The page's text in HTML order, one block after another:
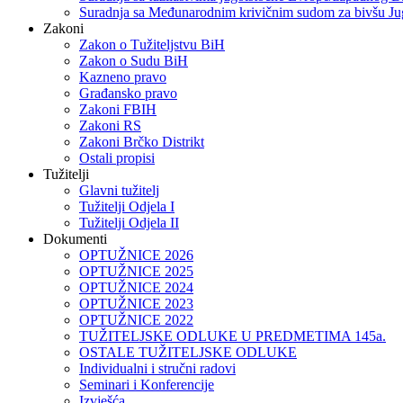
Suradnja sa Međunarodnim krivičnim sudom za bivšu
Zakoni
Zakon o Тužiteljstvu BiH
Zakon o Sudu BiH
Kazneno pravo
Građansko pravo
Zakoni FBIH
Zakoni RS
Zakoni Brčko Distrikt
Ostali propisi
Tužitelji
Glavni tužitelj
Tužitelji Odjela I
Tužitelji Odjela II
Dokumenti
OPTUŽNICE 2026
OPTUŽNICE 2025
OPTUŽNICE 2024
OPTUŽNICE 2023
OPTUŽNICE 2022
TUŽITELJSKE ODLUKE U PREDMETIMA 145a.
OSTALE TUŽITELJSKE ODLUKE
Individualni i stručni radovi
Seminari i Konferencije